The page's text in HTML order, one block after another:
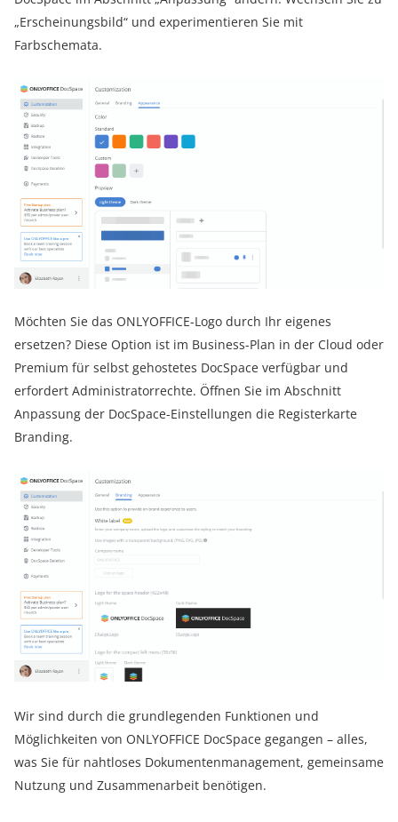
„Erscheinungsbild“ und experimentieren Sie mit
Farbschemata.
Möchten Sie das ONLYOFFICE-Logo durch Ihr eigenes
ersetzen? Diese Option ist im Business-Plan in der Cloud oder
Premium für selbst gehostetes DocSpace verfügbar und
erfordert Administratorrechte. Öffnen Sie im Abschnitt
Anpassung der DocSpace-Einstellungen die Registerkarte
Branding.
Wir sind durch die grundlegenden Funktionen und
Möglichkeiten von ONLYOFFICE DocSpace gegangen – alles,
was Sie für nahtloses Dokumentenmanagement, gemeinsame
Nutzung und Zusammenarbeit benötigen.